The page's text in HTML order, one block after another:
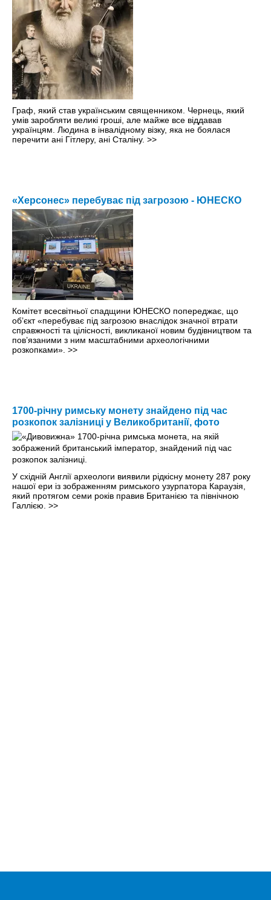
Граф, який став українським священником. Чернець, який
умів заробляти великі гроші, але майже все віддавав
українцям. Людина в інвалідному візку, яка не боялася
перечити ані Гітлеру, ані Сталіну. >>
«Херсонес» перебуває під загрозою - ЮНЕСКО
Комітет всесвітньої спадщини ЮНЕСКО попереджає, що
об’єкт «перебуває під загрозою внаслідок значної втрати
справжності та цілісності, викликаної новим будівництвом та
пов’язаними з ним масштабними археологічними
розкопками». >>
1700-річну римську монету знайдено під час
розкопок залізниці у Великобританії, фото
У східній Англії археологи виявили рідкісну монету 287 року
нашої ери із зображенням римського узурпатора Караузія,
який протягом семи років правив Британією та північною
Галлією. >>